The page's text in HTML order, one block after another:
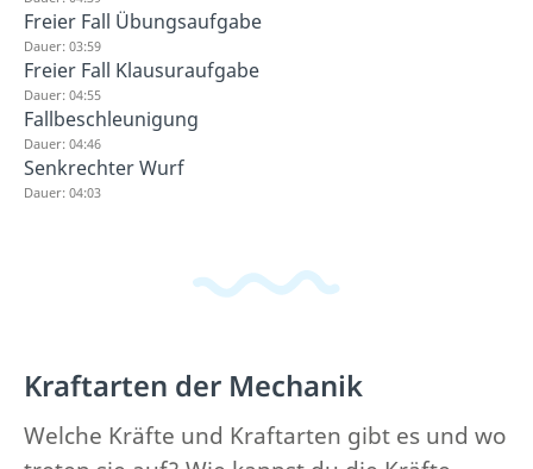
Freier Fall Übungsaufgabe
Dauer: 03:59
Freier Fall Klausuraufgabe
Dauer: 04:55
Fallbeschleunigung
Dauer: 04:46
Senkrechter Wurf
Dauer: 04:03
Kraftarten der Mechanik
Welche Kräfte und Kraftarten gibt es und wo